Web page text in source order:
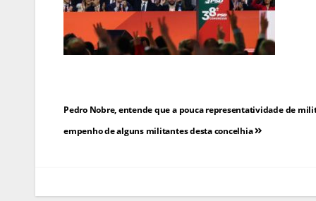
Navegação
de
Pedro Nobre, entende que a pouca representatividade de
empenho de alguns militantes desta concelhia